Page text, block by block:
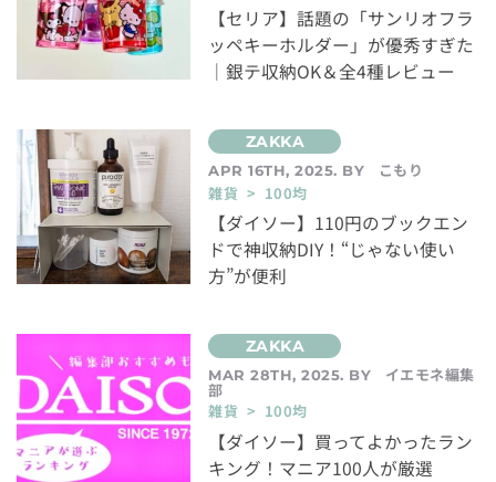
【セリア】話題の「サンリオフラ
ッペキーホルダー」が優秀すぎた
｜銀テ収納OK＆全4種レビュー
APR 16TH, 2025. BY
こもり
雑貨 > 100均
【ダイソー】110円のブックエン
ドで神収納DIY！“じゃない使い
方”が便利
MAR 28TH, 2025. BY イエモネ編集
部
雑貨 > 100均
【ダイソー】買ってよかったラン
キング！マニア100人が厳選